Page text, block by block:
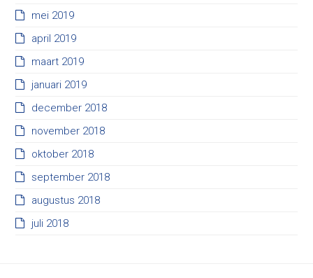
mei 2019
april 2019
maart 2019
januari 2019
december 2018
november 2018
oktober 2018
september 2018
augustus 2018
juli 2018